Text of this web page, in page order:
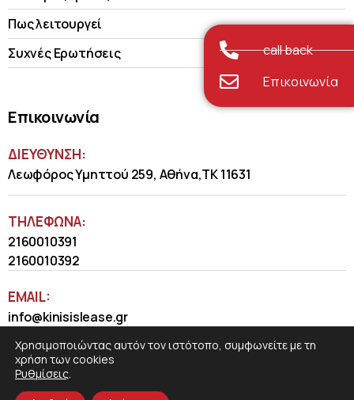
Πως λειτουργεί
Συχνές Ερωτήσεις
Επικοινωνία
ΔΙΕΥΘΥΝΣΗ:
Λεωφόρος Υμηττού 259, Αθήνα,ΤΚ 11631
ΤΗΛΈΦΩΝΑ:
2160010391
2160010392
EMAIL:
info@kinisislease.gr
call back
Επικοινωνία
Χρησιμοποιώντας αυτόν τον ιστότοπο, συμφωνείτε με τη
χρήση των cookies
Ρυθμίσεις.